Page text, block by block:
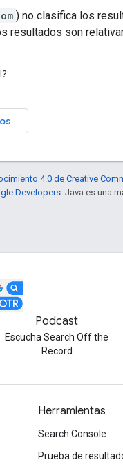
) no clasifica los
resultados son
4.0 de Creative
Developers . Java es una
Podcast
Escucha Search Off the
Record
Herramientas
Search Console
Prueba de